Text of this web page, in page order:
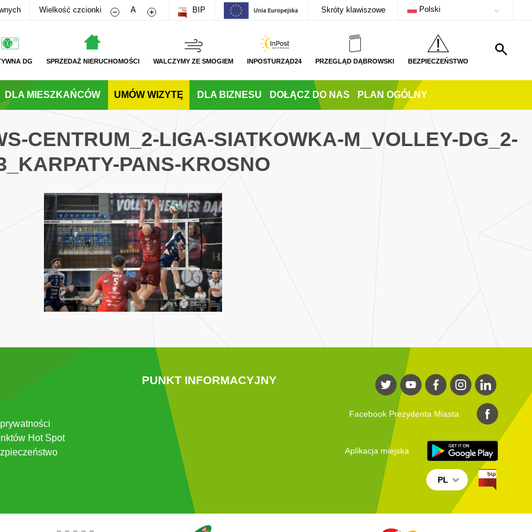
Wielkość czcionki Zmniejsz rozmiar czcionki
A Zwiększ rozmiar czcionki
BIP Skróty klawiszowe Polski
DG SPRZEDAŻ NIERUCHOMOŚCI WALCZYMY ZE SMOGIEM INPOSTURZĄD24 PRZEGLĄD DĄBROWSKI BEZPIECZEŃSTWO
DLA MIESZKAŃCÓW UMÓW WIZYTĘ DLA BIZNESU DOŁĄCZ DO NAS PLAN OGÓLNY
CENTRUM_2-LIGA-SIATKOWKA-M_VOLLEY-DG_2-
PANS-KROSNO
Hot Spot
PUNKT INFORMACYJNY
Facebook Prezydenta Miasta
Aplikacja miejska
PL